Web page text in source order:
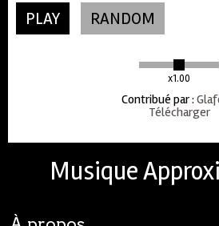
PLAY RANDOM
x1.00
Contribué par:
Télécharger
Musique